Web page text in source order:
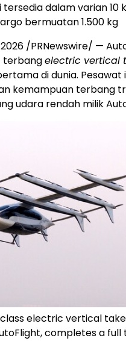
dalam varian 10
bermuatan 1.500 kg
2026 /PRNewswire/ —
terbangelectric vertical
di dunia.
kemampuan terbang
udara rendah milik
electric vertical
completes a full